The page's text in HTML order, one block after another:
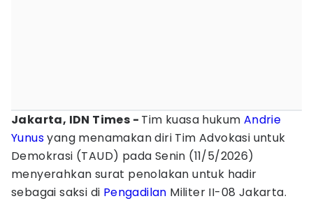
Jakarta, IDN Times - Tim kuasa hukum Andrie
Yunusyang menamakan diri Tim Advokasi untuk
Demokrasi (TAUD) pada Senin (11/5/2026)
menyerahkan surat penolakan untuk hadir
sebagai saksi di Pengadilan Militer II-08 Jakarta.